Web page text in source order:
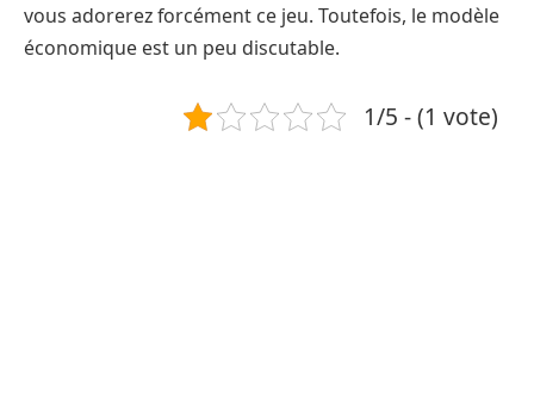
vous adorerez forcément ce jeu. Toutefois, le modèle
économique est un peu discutable.
1/5 - (1 vote)